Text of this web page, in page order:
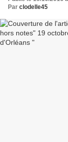
Par clodelle45